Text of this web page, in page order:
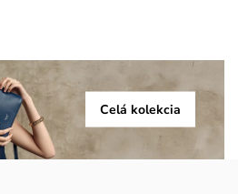
Celá kolekcia